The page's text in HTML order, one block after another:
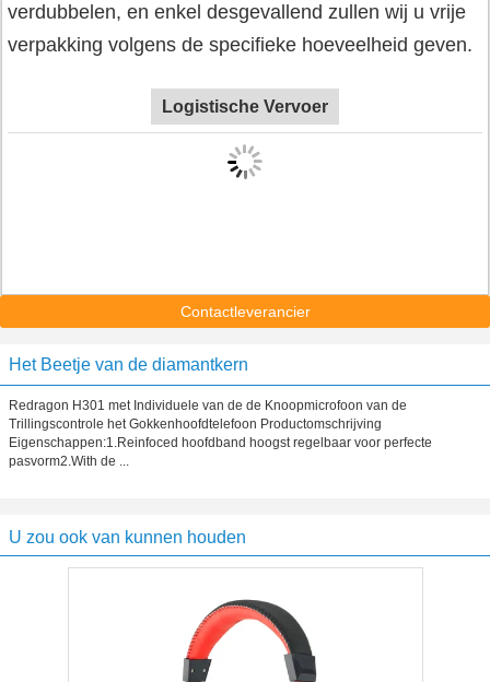
verdubbelen, en enkel desgevallend zullen wij u vrije
verpakking volgens de specifieke hoeveelheid geven.
Logistische Vervoer
Contactleverancier
Het Beetje van de diamantkern
Redragon H301 met Individuele van de de Knoopmicrofoon van de
Trillingscontrole het Gokkenhoofdtelefoon Productomschrijving
Eigenschappen:1.Reinfoced hoofdband hoogst regelbaar voor perfecte
pasvorm2.With de ...
U zou ook van kunnen houden